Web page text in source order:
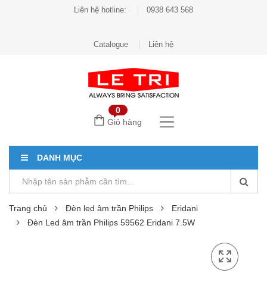
Liên hệ hotline: 0938 643 568
Catalogue Liên hệ
0
Giỏ hàng
DANH MỤC
Trang chủ Đèn led âm trần Philips
Eridani
Đèn Led âm trần Philips 59562 Eridani 7.5W